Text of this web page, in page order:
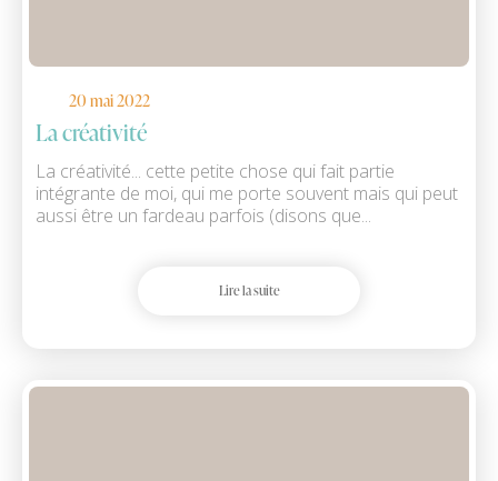
20 mai 2022
La créativité
La créativité... cette petite chose qui fait partie
intégrante de moi, qui me porte souvent mais qui peut
aussi être un fardeau parfois (disons que...
Lire la suite